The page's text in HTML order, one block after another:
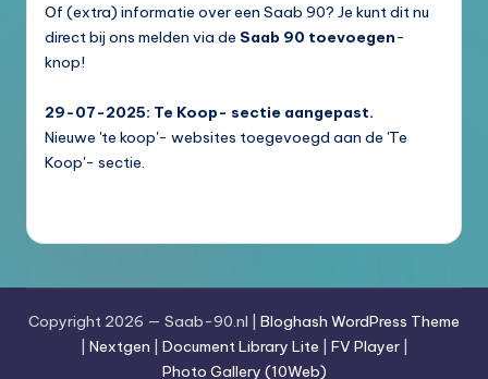
Of (extra) informatie over een Saab 90? Je kunt dit nu
direct bij ons melden via de Saab 90 toevoegen-
knop!
29-07-2025: Te Koop- sectie aangepast.
Nieuwe 'te koop'- websites toegevoegd aan de 'Te
Koop'- sectie.
Copyright 2026 — Saab-90.nl | Bloghash WordPress Theme
Nextgen Document Library Lite FV Player|
Photo Gallery (10Web)